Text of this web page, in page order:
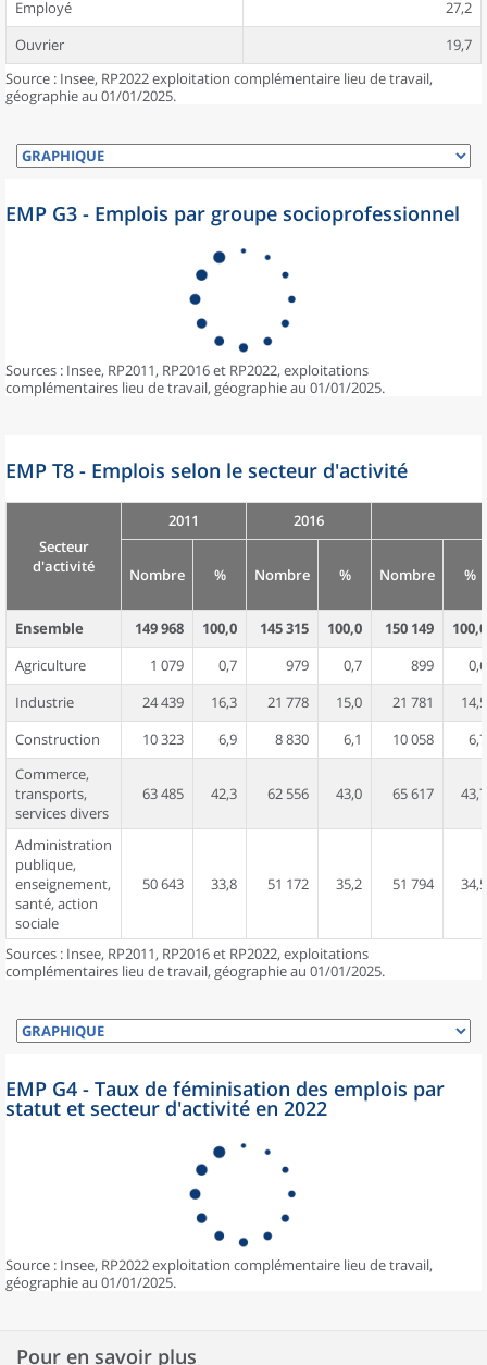
Employé
27,2
Ouvrier
19,7
Source : Insee, RP2022 exploitation complémentaire lieu de travail,
géographie au 01/01/2025.
EMP G3 - Emplois par groupe socioprofessionnel
Sources : Insee, RP2011, RP2016 et RP2022, exploitations
complémentaires lieu de travail, géographie au 01/01/2025.
EMP T8 - Emplois selon le secteur d'activité
Secteur
d'activité
2011 2016
Nombre % Nombre % Nombre %
Ensemble 149 968 100,0 145 315 100,0 150 149
100,0
Agriculture
1 079 0,7 979 0,7 899
0,6
Industrie
24 439 16,3 21 778 15,0 21 781
14,5
Construction
10 323 6,9 8 830 6,1 10 058
6,7
Commerce,
transports,
services divers
63 485 42,3 62 556 43,0 65 617 43,7
Administration
publique,
enseignement,
santé, action
sociale
50 643 33,8 51 172 35,2 51 794 34,5
Sources : Insee, RP2011, RP2016 et RP2022, exploitations
complémentaires lieu de travail, géographie au 01/01/2025.
EMP G4 - Taux de féminisation des emplois par
statut et secteur d'activité en 2022
Source : Insee, RP2022 exploitation complémentaire lieu de travail,
géographie au 01/01/2025.
Pour en savoir plus